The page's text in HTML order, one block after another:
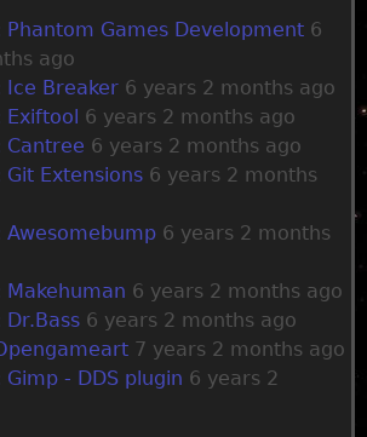
Phantom Games Development 6
ago
Ice Breaker 6 years 2 months ago
Exiftool 6 years 2 months ago
Cantree 6 years 2 months ago
Extensions 6 years 2 months
Awesomebump 6 years 2 months
Makehuman 6 years 2 months ago
6 years 2 months ago
7 years 2 months ago
- DDS plugin 6 years 2